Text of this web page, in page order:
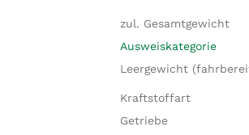
zul. Gesamtgewicht
Ausweiskategorie
Leergewicht
Kraftstoffart
Getriebe